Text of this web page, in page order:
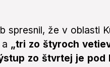
spresnil, že v oblasti
„tri zo štyroch
zo štvrtej je